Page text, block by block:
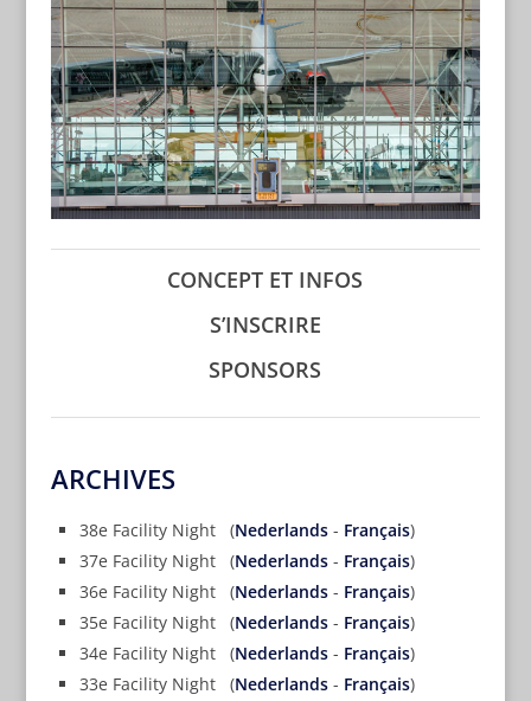
CONCEPT ET INFOS
S’INSCRIRE
SPONSORS
ARCHIVES
38e Facility Night (Nederlands- Français)
37e Facility Night (Nederlands- Français)
36e Facility Night (Nederlands- Français)
35e Facility Night (Nederlands- Français)
34e Facility Night (Nederlands- Français)
33e Facility Night (Nederlands- Français)